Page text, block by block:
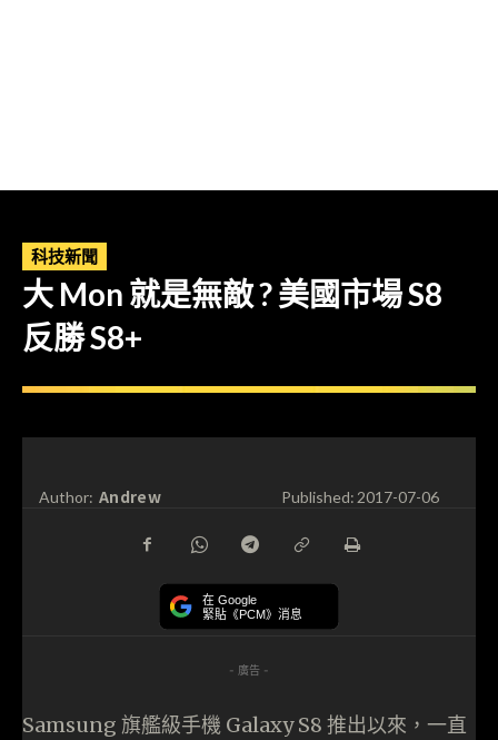
科技新聞
大 Mon 就是無敵 ? 美國市場 S8
反勝 S8+
Author: Andrew Published:2017-07-06
在 Google
緊貼《PCM》消息
- 廣告 -
Samsung 旗艦級手機 Galaxy S8 推出以來，一直